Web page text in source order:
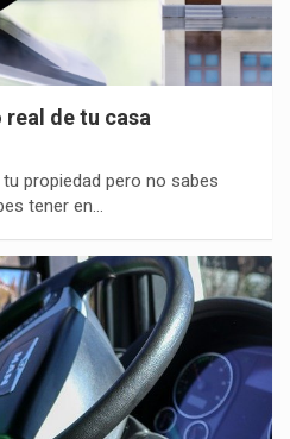
de tu casa
propiedad pero no sabes
tener en…